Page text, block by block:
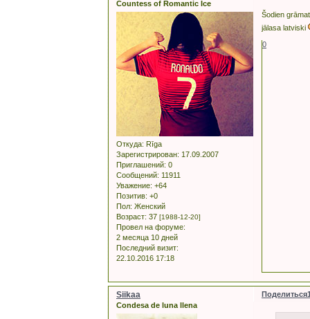
Countess of Romantic Ice
Откуда: Rīga
Зарегистрирован: 17.09.2007
Приглашений: 0
Сообщений: 11911
Уважение: +64
Позитив: +0
Пол: Женский
Возраст: 37 [1988-12-20]
Провел на форуме:
2 месяца 10 дней
Последний визит:
22.10.2016 17:18
Šodien
jālasa latviski
0
Поделиться
Siikaa
Condesa de luna llena